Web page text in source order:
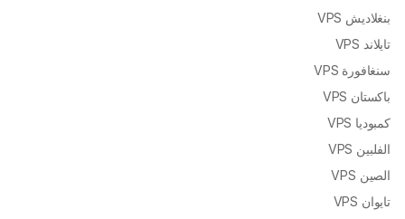
بنغلاديش VPS
تايلاند VPS
سنغافورة VPS
باكستان VPS
كمبوديا VPS
الفلبين VPS
الصين VPS
تايوان VPS